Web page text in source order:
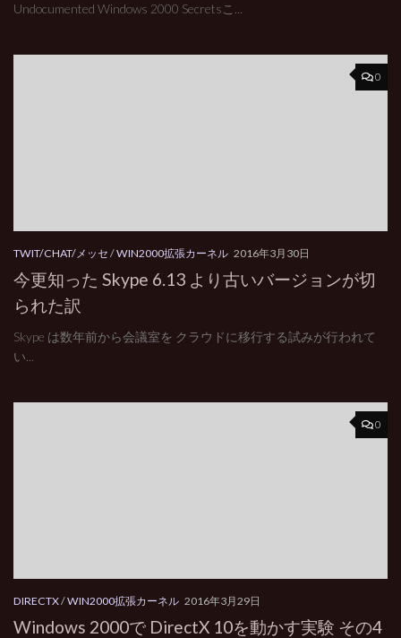
Undocumented Windows 2000 Secretsこ...
0
TWIT/CHAT/メッセ /WIN2000拡張カーネル 2016年3月30日
今更知った Skype 6.13 より古いバージョンが切
られた訳
Skype は数年前から会議室を クラウドに移行する試みが行われて
い...
0
DIRECTX/WIN2000拡張カーネル 2016年3月29日
Windows 2000で DirectX 10を動かす実験 その4